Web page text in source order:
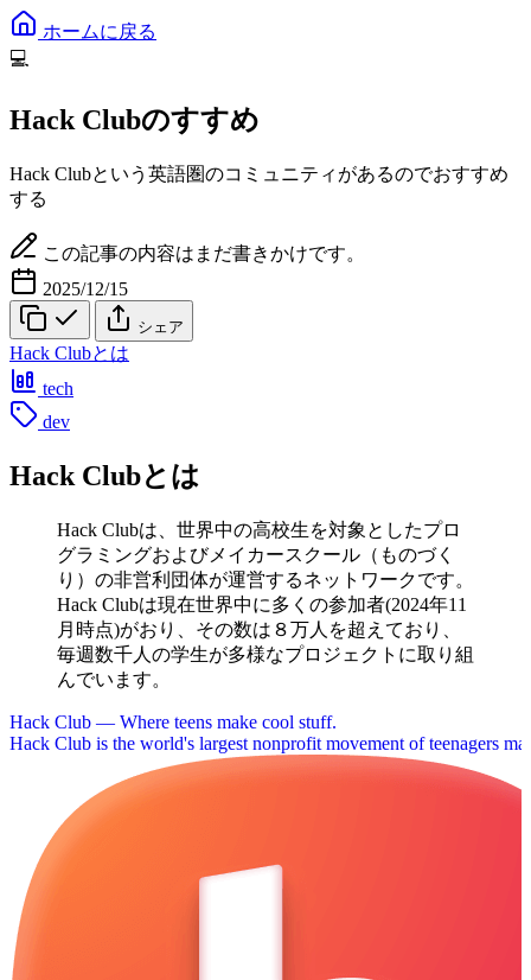
ホームに戻る
💻
Hack Clubのすすめ
Hack Clubという英語圏のコミュニティがあるのでおすすめ
する
この記事の内容はまだ書きかけです。
2025/12/15
シェア
Hack Clubとは
tech
dev
Hack Clubとは
Hack Clubは、世界中の高校生を対象としたプロ
グラミングおよびメイカースクール（ものづく
り）の非営利団体が運営するネットワークです。
Hack Clubは現在世界中に多くの参加者(2024年11
月時点)がおり、その数は８万人を超えており、
毎週数千人の学生が多様なプロジェクトに取り組
んでいます。
Hack Club — Where teens make cool stuff.
Hack Club is the world's largest nonprofit movement of teenagers